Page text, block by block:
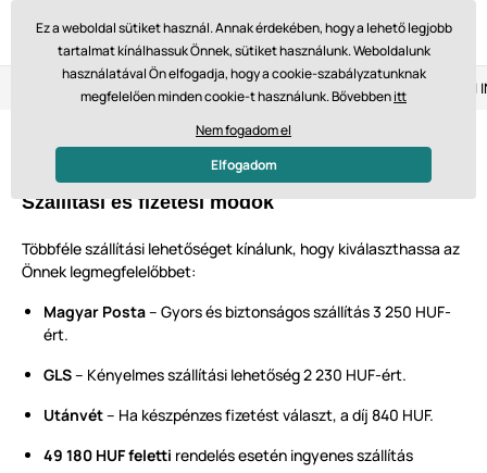
Visszaküldés 14 napon belül Gyors szállítás 61 475 Ft-tól
Szállítási és fizetési feltételek
Szállítási és fizetési módok
Többféle szállítási lehetőséget kínálunk, hogy kiválaszthassa az
Önnek legmegfelelőbbet:
Magyar Posta– Gyors és biztonságos szállítás 3 250 HUF-
ért.
GLS– Kényelmes szállítási lehetőség 2 230 HUF-ért.
Utánvét– Ha készpénzes fizetést választ, a díj 840 HUF.
49 180 HUF feletti rendelés esetén ingyenes szállítás
Ez a weboldal sütiket használ. Annak érdekében, hogy a lehető legjobb
tartalmat kínálhassuk Önnek, sütiket használunk. Weboldalunk
használatával Ön elfogadja, hogy a cookie-szabályzatunknak
megfelelően minden cookie-t használunk. Bővebbenitt
Nem fogadom el
Elfogadom